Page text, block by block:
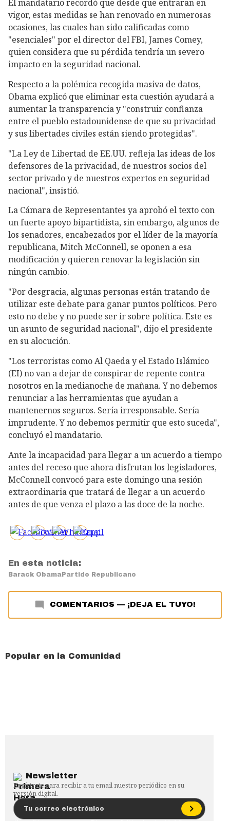
El mandatario recordó que desde que entraran en
vigor, estas medidas se han renovado en numerosas
ocasiones, las cuales han sido calificadas como
"esenciales" por el director del FBI, James Comey,
quien considera que su pérdida tendría un severo
impacto en la seguridad nacional.
Respecto a la polémica recogida masiva de datos,
Obama explicó que eliminar esta cuestión ayudará a
aumentar la transparencia y "construir confianza
entre el pueblo estadounidense de que su privacidad
y sus libertades civiles están siendo protegidas".
"La Ley de Libertad de EE.UU. refleja las ideas de los
defensores de la privacidad, de nuestros socios del
sector privado y de nuestros expertos en seguridad
nacional", insistió.
La Cámara de Representantes ya aprobó el texto con
un fuerte apoyo bipartidista, sin embargo, algunos de
los senadores, encabezados por el líder de la mayoría
republicana, Mitch McConnell, se oponen a esa
modificación y quieren renovar la legislación sin
ningún cambio.
"Por desgracia, algunas personas están tratando de
utilizar este debate para ganar puntos políticos. Pero
esto no debe y no puede ser ir sobre política. Este es
un asunto de seguridad nacional", dijo el presidente
en su alocución.
"Los terroristas como Al Qaeda y el Estado Islámico
(EI) no van a dejar de conspirar de repente contra
nosotros en la medianoche de mañana. Y no debemos
renunciar a las herramientas que ayudan a
mantenernos seguros. Sería irresponsable. Sería
imprudente. Y no debemos permitir que esto suceda",
concluyó el mandatario.
Ante la incapacidad para llegar a un acuerdo a tiempo
antes del receso que ahora disfrutan los legisladores,
McConnell convocó para este domingo una sesión
extraordinaria que tratará de llegar a un acuerdo
antes de que venza el plazo a las doce de la noche.
En esta noticia:
Barack ObamaPartido Republicano
COMENTARIOS — ¡DEJA EL TUYO!
Popular en la Comunidad
Newsletter
Regístrate para recibir a tu email nuestro periódico en su
versión digital.